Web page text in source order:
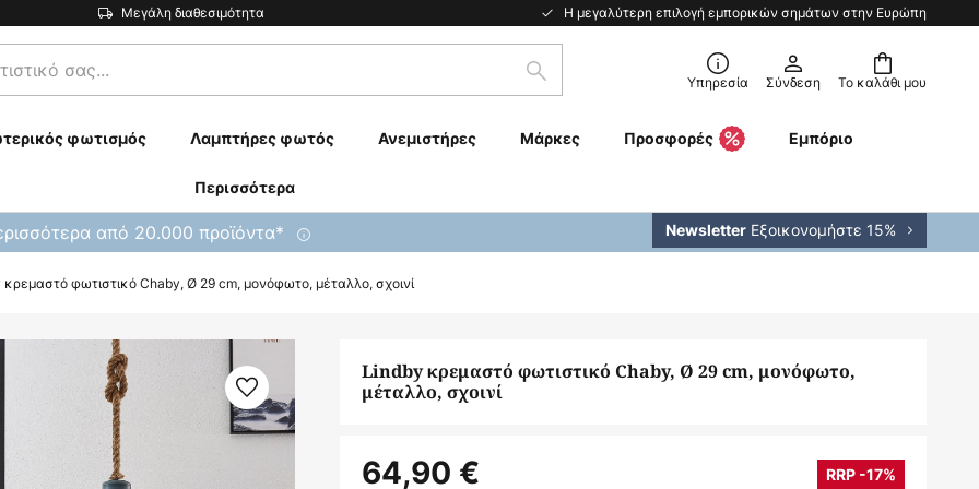
Μεγάλη διαθεσιμότητα Η μεγαλύτερη επιλογή εμπορικών σημάτων στην Ευρώπη
Το καλάθι μου
Αναζήτηση Υπηρεσία Σύνδεση
φωτισμός Λαμπτήρες φωτός Ανεμιστήρες Μάρκες Προσφορές Εμπόριο
Περισσότερα
από 20.000 προϊόντα* Newsletter Εξοικονομήστε 15%
κρεμαστό φωτιστικό Chaby, Ø 29 cm, μονόφωτο, μέταλλο, σχοινί
Lindby κρεμαστό φωτιστικό Chaby, Ø 29 cm, μονόφωτο,
μέταλλο, σχοινί
64,90 € RRP -17%